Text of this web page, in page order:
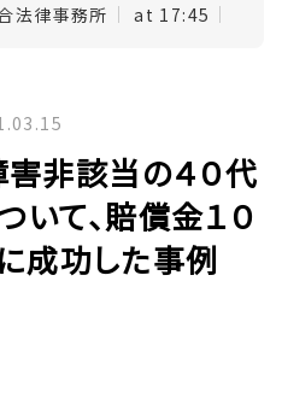
法律事務所 at 17:45
害非該当の４０代
て、賠償金１０
成功した事例